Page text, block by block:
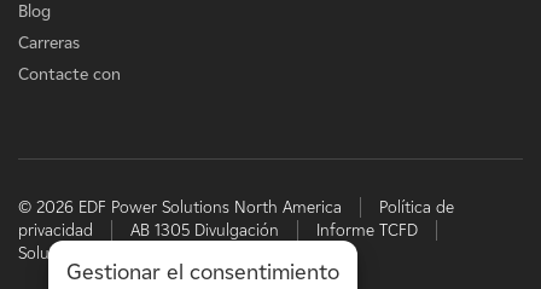
Blog
Carreras
Contacte con
© 2026 EDF Power Solutions North America
Política de
privacidad
AB 1305 Divulgación
Informe TCFD
Soluciones energéticas de EDF
Gestionar el consentimiento